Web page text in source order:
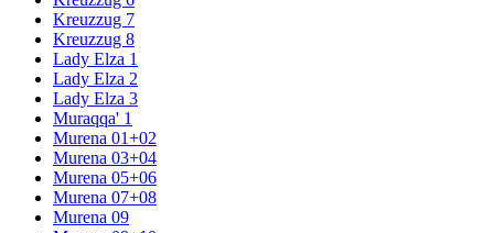
Kreuzzug 7
Kreuzzug 8
Lady Elza 1
Lady Elza 2
Lady Elza 3
Muraqqa' 1
Murena 01+02
Murena 03+04
Murena 05+06
Murena 07+08
Murena 09